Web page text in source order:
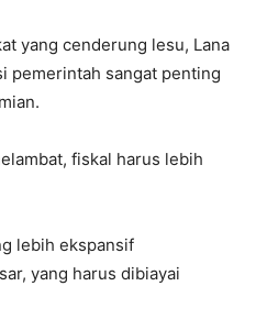
yang cenderung lesu, Lana
pemerintah sangat penting
fiskal harus lebih
lebih ekspansif
yang harus dibiayai